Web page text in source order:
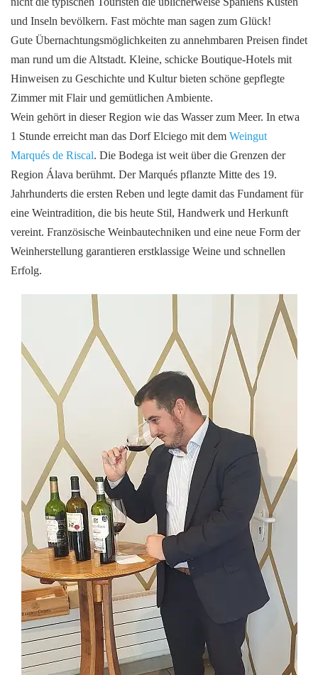
und Inseln bevölkern. Fast möchte man sagen zum Glück!
Gute Übernachtungsmöglichkeiten zu annehmbaren Preisen findet
man rund um die Altstadt. Kleine, schicke Boutique-Hotels mit
Hinweisen zu Geschichte und Kultur bieten schöne gepflegte
Zimmer mit Flair und gemütlichen Ambiente.
Wein gehört in dieser Region wie das Wasser zum Meer. In etwa
1 Stunde erreicht man das Dorf Elciego mit dem Weingut
Marqués de Riscal. Die Bodega ist weit über die Grenzen der
Region Álava berühmt. Der Marqués pflanzte Mitte des 19.
Jahrhunderts die ersten Reben und legte damit das Fundament für
eine Weintradition, die bis heute Stil, Handwerk und Herkunft
vereint. Französische Weinbautechniken und eine neue Form der
Weinherstellung garantieren erstklassige Weine und schnellen
Erfolg.